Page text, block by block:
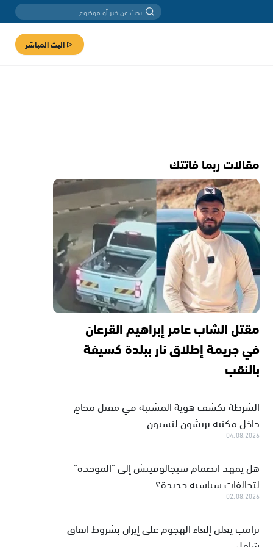
البث المباشر
مقالات ربما فاتتك
مقتل الشاب عامر إبراهيم القرعان
في جريمة إطلاق نار ببلدة كسيفة
بالنقب
الشرطة تكشف هوية المشتبه في مقتل محامٍ
داخل مكتبه بريشون لتسيون
04.08.2026
هل يمهد انضمام سيجالوفيتش إلى "الموحدة"
لتحالفات سياسية جديدة؟
02.08.2026
ترامب يعلن إلغاء الهجوم على إيران بشروط اتفاق